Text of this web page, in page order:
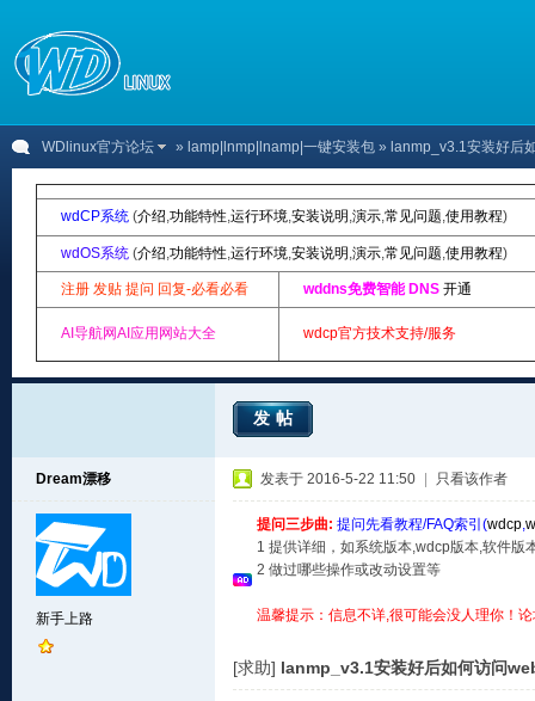
WDlinux官方论坛 » lamp|lnmp|lnamp|一键安装包 » lanmp_v3.1安装好后
wdCP系统 (介绍,功能特性,运行环境,安装说明 ,演示,常见问题,使用教程)
wdOS系统 (介绍,功能特性,运行环境,安装说明 ,演示,常见问题,使用教程)
注册 发贴 提问 回复-必看必看 wddns免费智能 DNS 开通
AI导航网AI应用网站大全 wdcp官方技术支持/服务
发帖
Dream漂移
新手上路
发表于 2016-5-22 11:50 只看该作者
提问三步曲: 提问先看教程/FAQ索引(wdcp,
1 提供详细，如系统版本,wdcp版本,软件版
2 做过哪些操作或改动设置等
温馨提示：信息不详,很可能会没人理你！
[求助] lanmp_v3.1安装好后如何访问